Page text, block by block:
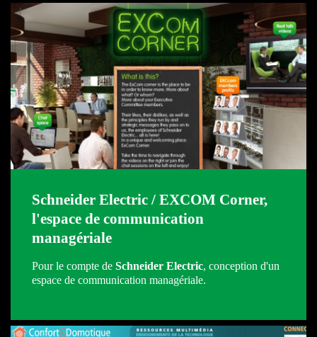
Schneider Electric / EXCOM Corner,
l'espace de communication
managériale
Pour le compte de Schneider Electric, conception d'un
espace de communication managériale.